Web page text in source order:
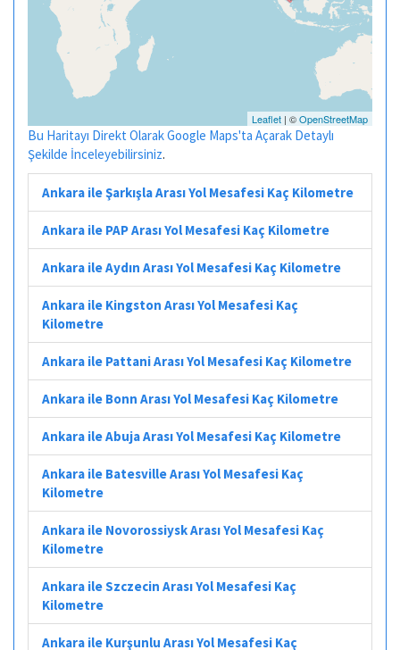
Leaflet | ©OpenStreetMap
Bu Haritayı Direkt Olarak Google Maps'ta Açarak Detaylı
Şekilde İnceleyebilirsiniz.
Ankara ile Şarkışla Arası Yol Mesafesi Kaç Kilometre
Ankara ile PAP Arası Yol Mesafesi Kaç Kilometre
Ankara ile Aydın Arası Yol Mesafesi Kaç Kilometre
Ankara ile Kingston Arası Yol Mesafesi Kaç
Kilometre
Ankara ile Pattani Arası Yol Mesafesi Kaç Kilometre
Ankara ile Bonn Arası Yol Mesafesi Kaç Kilometre
Ankara ile Abuja Arası Yol Mesafesi Kaç Kilometre
Ankara ile Batesville Arası Yol Mesafesi Kaç
Kilometre
Ankara ile Novorossiysk Arası Yol Mesafesi Kaç
Kilometre
Ankara ile Szczecin Arası Yol Mesafesi Kaç
Kilometre
Ankara ile Kurşunlu Arası Yol Mesafesi Kaç